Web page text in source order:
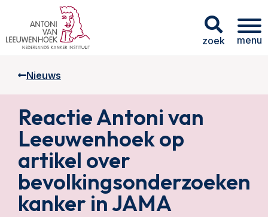
zoek menu
Nieuws
Reactie Antoni van
Leeuwenhoek op
artikel over
bevolkingsonderzoeken
kanker in JAMA